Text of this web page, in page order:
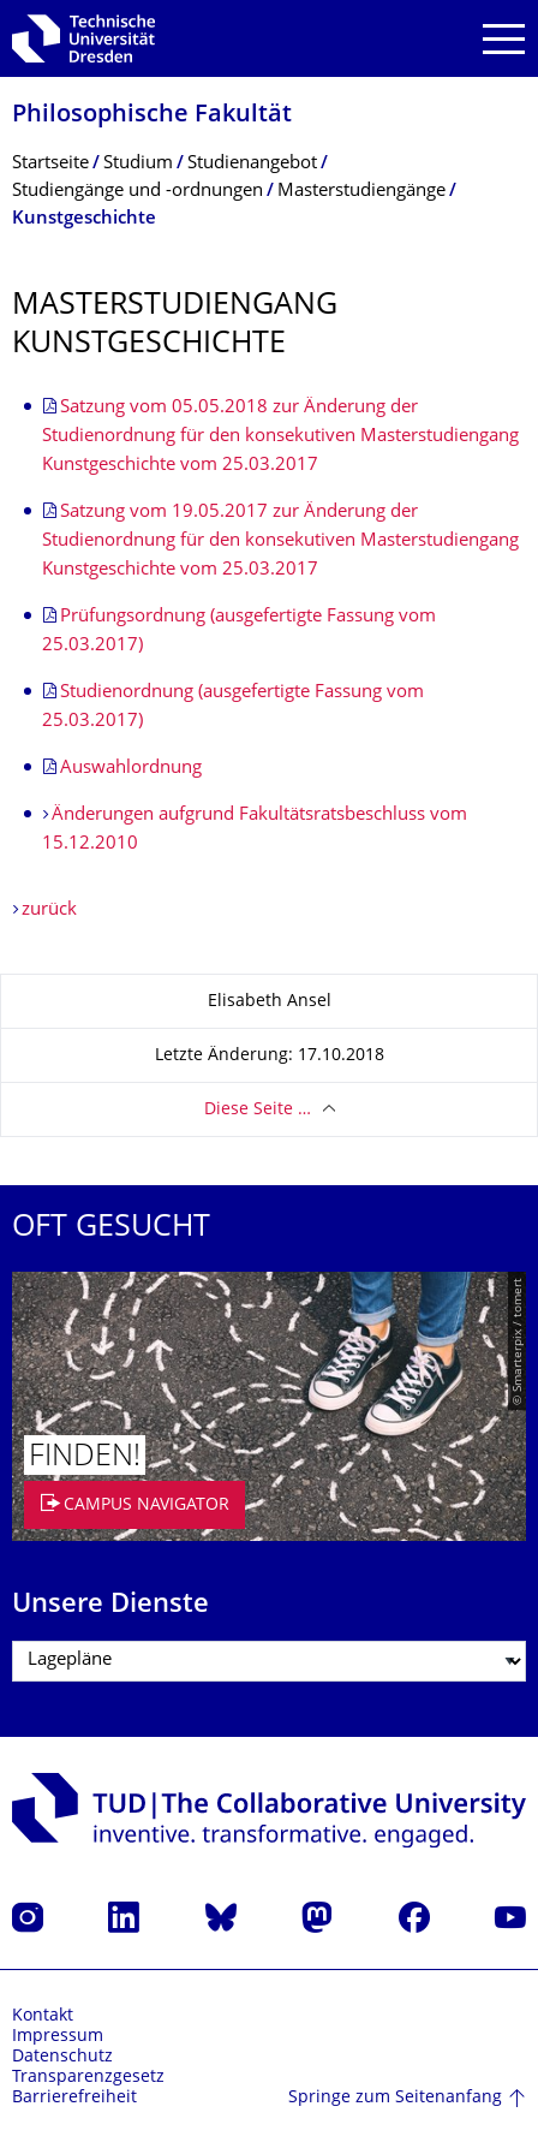
Zur Hauptnavigation springen
Zur Suche springen
Zum Inhalt springen
Philosophische Fakultät
Breadcrumb-Menü
Startseite Studium
Studienangebot
Studiengänge und -ordnungen
Masterstudiengänge
Kunstgeschichte
MASTERSTUDIEN­GANG
KUNSTGESCHICHTE
Satzung vom 05.05.2018 zur Änderung der
Studienordnung für den konsekutiven Masterstudiengang
Kunstgeschichte vom 25.03.2017
Satzung vom 19.05.2017 zur Änderung der
Studienordnung für den konsekutiven Masterstudiengang
Kunstgeschichte vom 25.03.2017
Prüfungsordnung (ausgefertigte Fassung vom
25.03.2017)
Studienordnung (ausgefertigte Fassung vom
25.03.2017)
Auswahlordnung
Änderungen aufgrund Fakultätsratsbeschluss vom
15.12.2010
zurück
Elisabeth Ansel
Letzte Änderung: 17.10.2018
Diese Seite …
OFT GESUCHT
© Smarterpix / tomert
FINDEN!
CAMPUS NAVIGATOR
Unsere Dienste
Instagram LinkedIn Bluesky Mastodon Facebook
Kontakt
Impressum
Datenschutz
Transparenzgesetz
Barrierefreiheit
Springe zum Seitenanfang